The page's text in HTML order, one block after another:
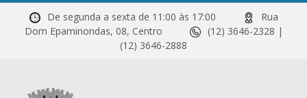
De segunda a sexta de 11:00 às 17:00
Rua
Dom Epaminondas, 08, Centro
(12) 3646-2328 |
(12) 3646-2888